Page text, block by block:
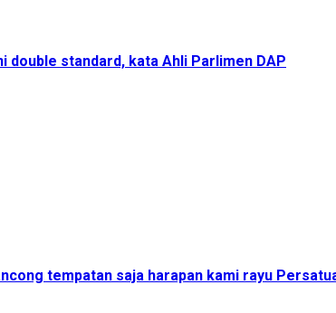
double standard, kata Ahli Parlimen DAP
tempatan saja harapan kami rayu